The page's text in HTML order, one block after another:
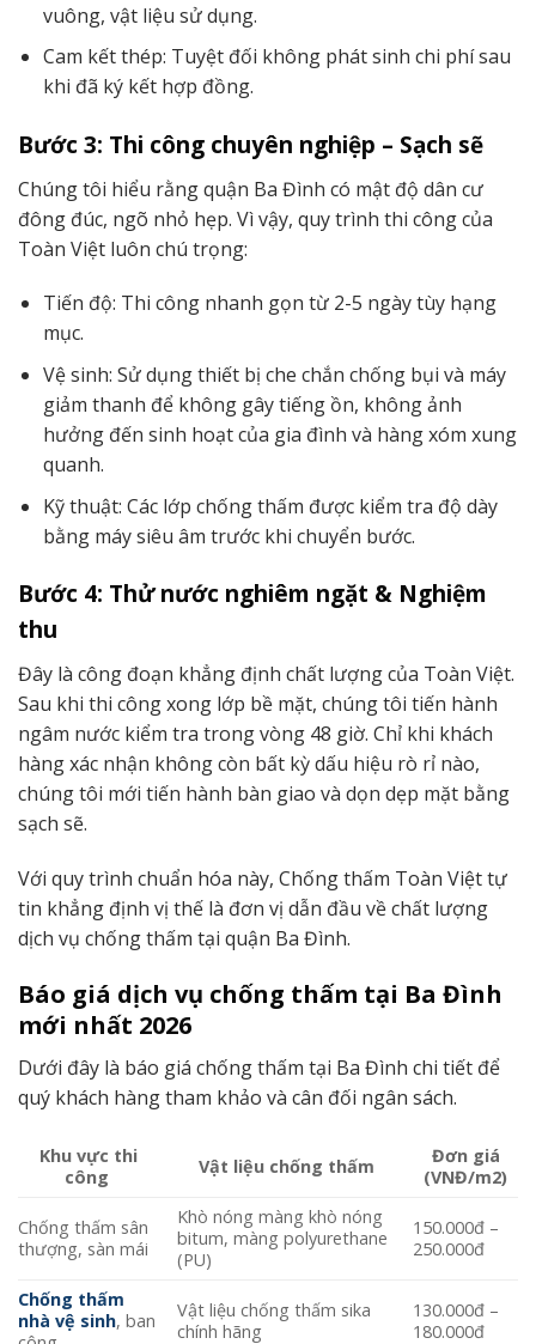
vuông, vật liệu sử dụng.
Cam kết thép: Tuyệt đối không phát sinh chi phí sau
khi đã ký kết hợp đồng.
Bước 3: Thi công chuyên nghiệp – Sạch sẽ
Chúng tôi hiểu rằng quận Ba Đình có mật độ dân cư
đông đúc, ngõ nhỏ hẹp. Vì vậy, quy trình thi công của
Toàn Việt luôn chú trọng:
Tiến độ: Thi công nhanh gọn từ 2-5 ngày tùy hạng
mục.
Vệ sinh: Sử dụng thiết bị che chắn chống bụi và máy
giảm thanh để không gây tiếng ồn, không ảnh
hưởng đến sinh hoạt của gia đình và hàng xóm xung
quanh.
Kỹ thuật: Các lớp chống thấm được kiểm tra độ dày
bằng máy siêu âm trước khi chuyển bước.
Bước 4: Thử nước nghiêm ngặt & Nghiệm
thu
Đây là công đoạn khẳng định chất lượng của Toàn Việt.
Sau khi thi công xong lớp bề mặt, chúng tôi tiến hành
ngâm nước kiểm tra trong vòng 48 giờ. Chỉ khi khách
hàng xác nhận không còn bất kỳ dấu hiệu rò rỉ nào,
chúng tôi mới tiến hành bàn giao và dọn dẹp mặt bằng
sạch sẽ.
Với quy trình chuẩn hóa này, Chống thấm Toàn Việt tự
tin khẳng định vị thế là đơn vị dẫn đầu về chất lượng
dịch vụ chống thấm tại quận Ba Đình.
Báo giá dịch vụ chống thấm tại Ba Đình
mới nhất 2026
Dưới đây là báo giá chống thấm tại Ba Đình chi tiết để
quý khách hàng tham khảo và cân đối ngân sách.
Khu vực thi
công
Vật liệu chống thấm
Đơn giá
(VNĐ/m2)
Chống thấm sân
thượng, sàn mái
Khò nóng màng khò nóng
bitum, màng polyurethane
(PU)
150.000đ –
250.000đ
Chống thấm
nhà vệ sinh, ban
Vật liệu chống thấm sika
chính hãng
130.000đ –
180.000đ